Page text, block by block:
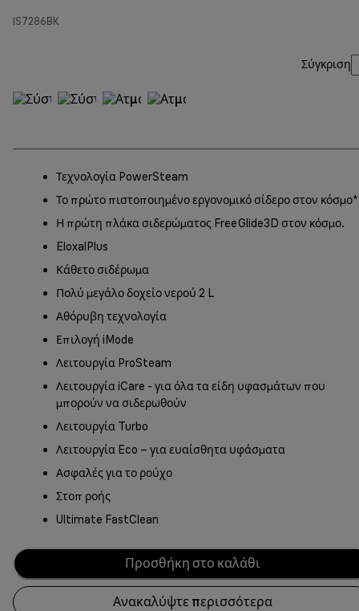
IS7286BK
Σύγκριση
Τεχνολογία PowerSteam
Το πρώτο πιστοποιημένο εργονομικό σίδερο στον κόσμο*
Η πρώτη πλάκα σιδερώματος FreeGlide3D στον κόσμο.
EloxalPlus
Κάθετο σιδέρωμα
Πολύ μεγάλο δοχείο νερού 2 L
Αθόρυβη τεχνολογία
Επιλογή iMode
Λειτουργία ProSteam
Λειτουργία iCare - για όλα τα είδη υφασμάτων που
μπορούν να σιδερωθούν
Λειτουργία Turbo
Λειτουργία Eco – για ευαίσθητα υφάσματα
Ασφαλές για το ρούχο
Στοπ ροής
Ultimate FastClean
Προσθήκη στο καλάθι
Ανακαλύψτε περισσότερα